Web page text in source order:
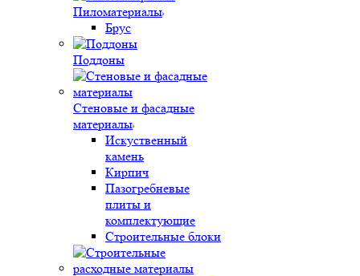
Пиломатериалы
Брус
Поддоны
Стеновые и фасадные
материалы
Искуственный
камень
Кирпич
Пазогребневые
плиты и
комплектующие
Строительные блоки